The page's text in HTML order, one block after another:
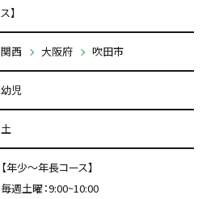
ス】
関西 大阪府 吹田市
幼児
土
【年少～年長コース】
毎週土曜：9:00~10:00